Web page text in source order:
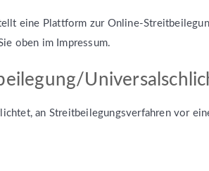
eine Plattform zur Online-
oben im Impressum.
an Streitbeilegungsverfahren vor